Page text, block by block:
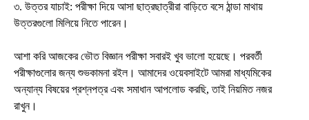
৩. উত্তর যাচাই: পরীক্ষা দিয়ে আসা ছাত্রছাত্রীরা বাড়িতে বসে ঠান্ডা মাথায়
উত্তরগুলো মিলিয়ে নিতে পারেন।
আশা করি আজকের ভৌত বিজ্ঞান পরীক্ষা সবারই খুব ভালো হয়েছে। পরবর্তী
পরীক্ষাগুলোর জন্য শুভকামনা রইল। আমাদের ওয়েবসাইটে আমরা মাধ্যমিকের
অন্যান্য বিষয়ের প্রশ্নপত্র এবং সমাধান আপলোড করছি, তাই নিয়মিত নজর
রাখুন।